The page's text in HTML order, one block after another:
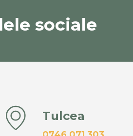
sociale
Tulcea